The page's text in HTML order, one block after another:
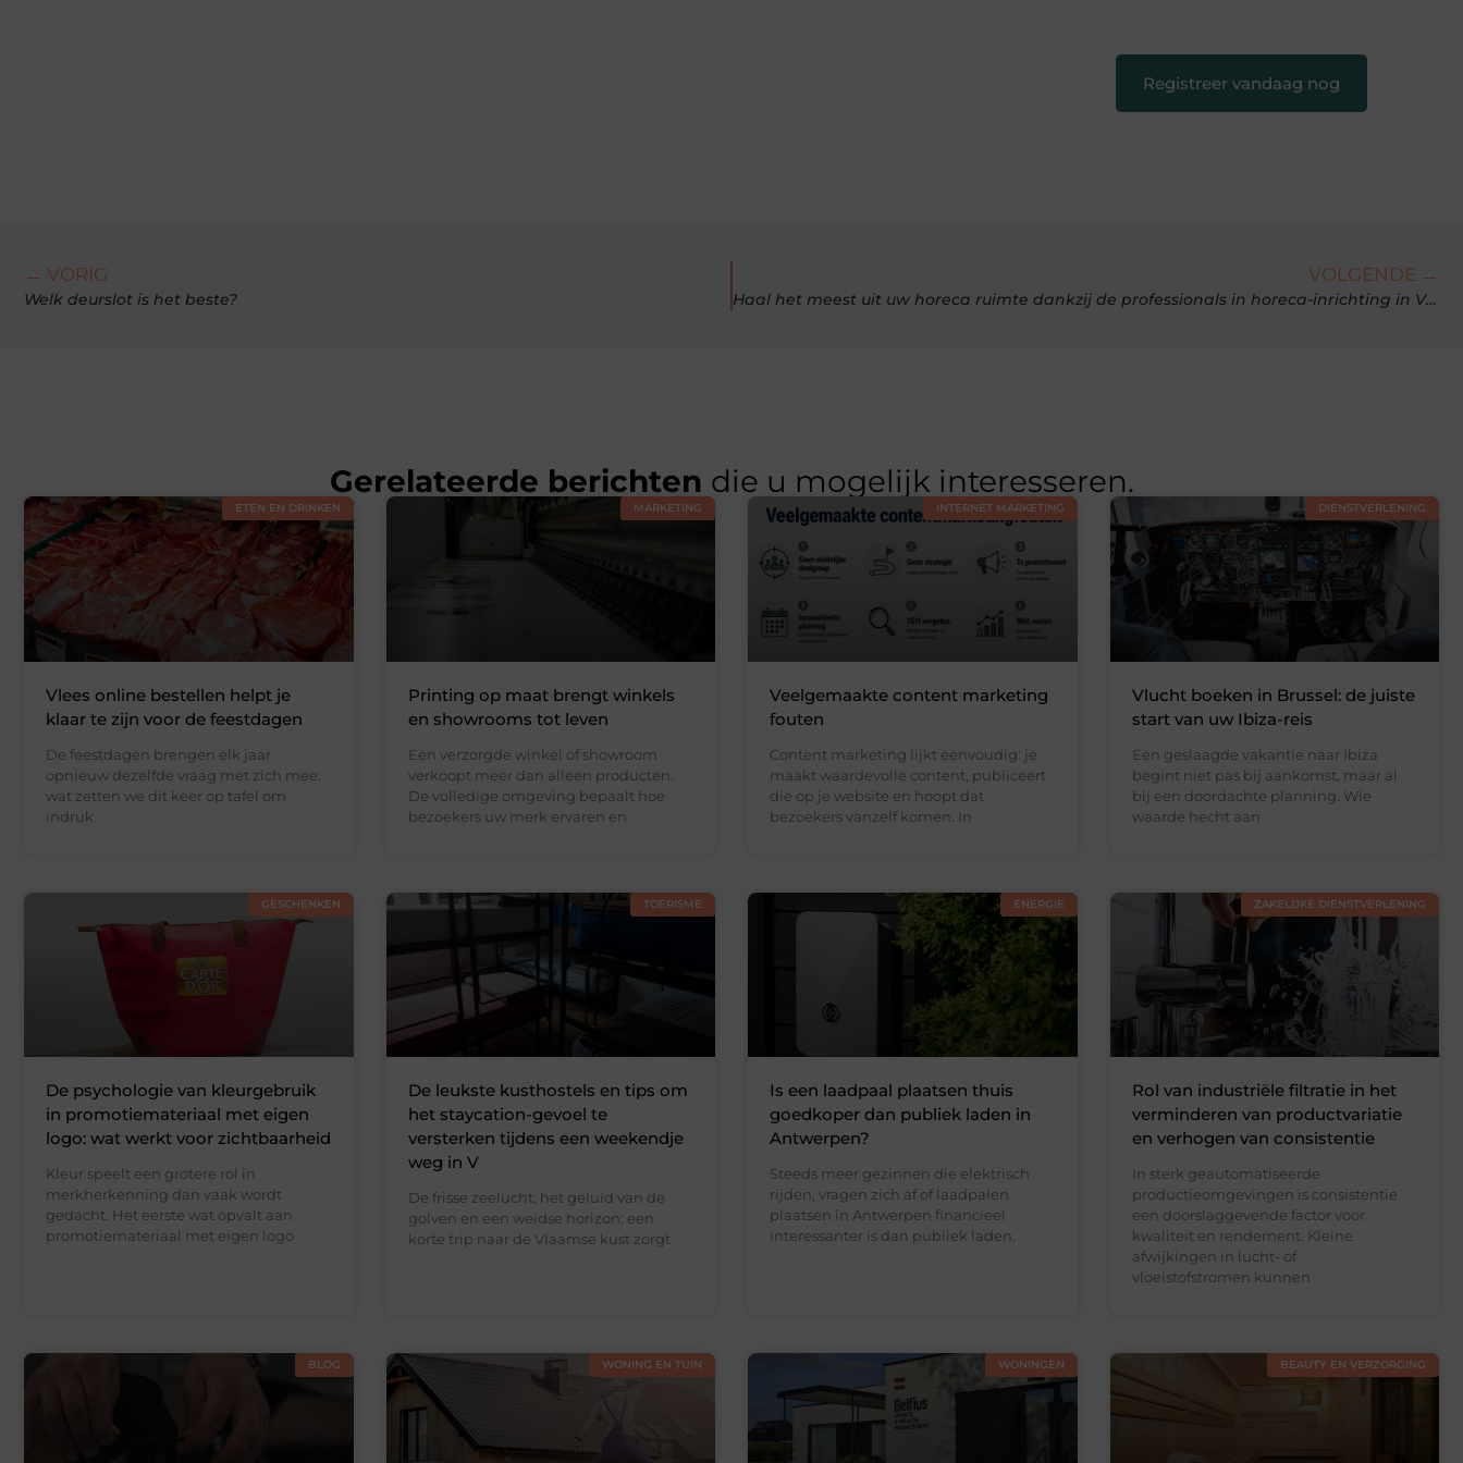
Registreer vandaag nog
← VORIG
Welk deurslot is het beste?
VOLGENDE →
Haal het meest uit uw horeca ruimte dankzij de professionals in horeca-inrichting in Vlaanderen
Gerelateerde berichten die u mogelijk interesseren.
ETEN EN DRINKEN
Vlees online bestellen helpt je
klaar te zijn voor de feestdagen
De feestdagen brengen elk jaar
opnieuw dezelfde vraag met zich mee:
wat zetten we dit keer op tafel om
indruk
MARKETING
Printing op maat brengt winkels
en showrooms tot leven
Een verzorgde winkel of showroom
verkoopt meer dan alleen producten.
De volledige omgeving bepaalt hoe
bezoekers uw merk ervaren en
INTERNET MARKETING
Veelgemaakte content marketing
fouten
Content marketing lijkt eenvoudig: je
maakt waardevolle content, publiceert
die op je website en hoopt dat
bezoekers vanzelf komen. In
DIENSTVERLENING
Vlucht boeken in Brussel: de juiste
start van uw Ibiza-reis
Een geslaagde vakantie naar Ibiza
begint niet pas bij aankomst, maar al
bij een doordachte planning. Wie
waarde hecht aan
GESCHENKEN
De psychologie van kleurgebruik
in promotiemateriaal met eigen
logo: wat werkt voor zichtbaarheid
Kleur speelt een grotere rol in
merkherkenning dan vaak wordt
gedacht. Het eerste wat opvalt aan
promotiemateriaal met eigen logo
TOERISME
De leukste kusthostels en tips om
het staycation-gevoel te
versterken tijdens een weekendje
weg in V
De frisse zeelucht, het geluid van de
golven en een weidse horizon: een
korte trip naar de Vlaamse kust zorgt
ENERGIE
Is een laadpaal plaatsen thuis
goedkoper dan publiek laden in
Antwerpen?
Steeds meer gezinnen die elektrisch
rijden, vragen zich af of laadpalen
plaatsen in Antwerpen financieel
interessanter is dan publiek laden.
ZAKELIJKE DIENSTVERLENING
Rol van industriële filtratie in het
verminderen van productvariatie
en verhogen van consistentie
In sterk geautomatiseerde
productieomgevingen is consistentie
een doorslaggevende factor voor
kwaliteit en rendement. Kleine
afwijkingen in lucht- of
vloeistofstromen kunnen
BLOG WONING EN TUIN WONINGEN BEAUTY EN VERZORGING